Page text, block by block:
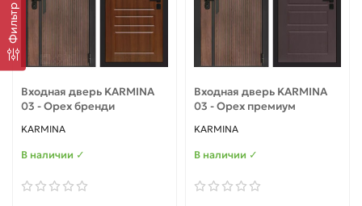
Фильтр
Входная дверь KARMINA
03 - Орех бренди
KARMINA
В наличии ✓
Входная дверь KARMINA
03 - Орех премиум
KARMINA
В наличии ✓